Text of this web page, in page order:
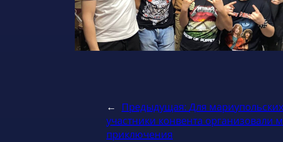
← Предыдущая: Для
участники конвента организовали
приключения